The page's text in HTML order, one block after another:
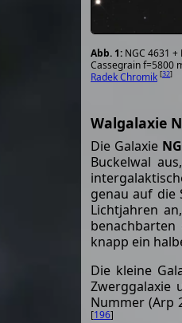
NGC 4631
Cassegrain f=5800
Radek Chromik [32]
Walgalaxie
Die Galaxie
Buckelwal
genau auf die
Lichtjahren
benachbarten
knapp ein
Die kleine
Zwerggalaxie
Nummer (Arp
[196]